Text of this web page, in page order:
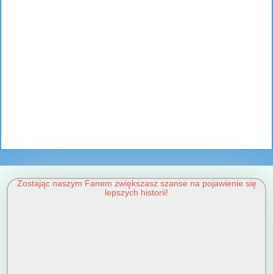
Zostając naszym Fanem zwiększasz szanse na pojawienie się
lepszych historii!